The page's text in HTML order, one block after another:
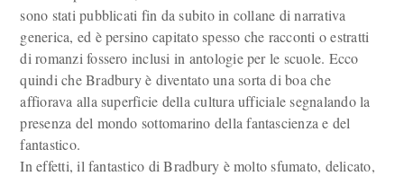
sono stati pubblicati fin da subito in collane di narrativa
generica, ed è persino capitato spesso che racconti o estratti
di romanzi fossero inclusi in antologie per le scuole. Ecco
quindi che Bradbury è diventato una sorta di boa che
affiorava alla superficie della cultura ufficiale segnalando la
presenza del mondo sottomarino della fantascienza e del
fantastico.
In effetti, il fantastico di Bradbury è molto sfumato, delicato,